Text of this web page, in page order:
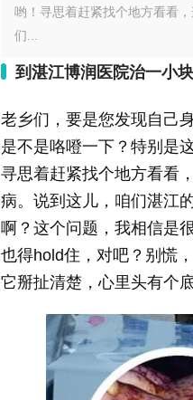
哟！寻思着赶紧找个地方看看
们...
到湛江博润医院治一小
老乡们，要是您发现自己
是不是咯噔一下？特别是
寻思着赶紧找个地方看看
病。说到这儿，咱们湛江
啊？这个问题，我相信是
也得hold住，对吧？别慌
它掰扯清楚，心里头有个